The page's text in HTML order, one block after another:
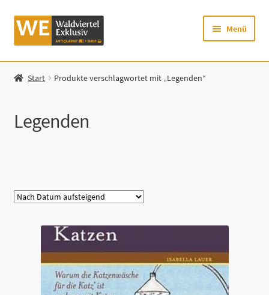
Zur
Navigation
Zum
Inhalt
Menü
Startseite
Mein Konto
Zur Waldviertel Exklusiv-Website
Start Produkte verschlagwortet mit „Legenden“
Legenden